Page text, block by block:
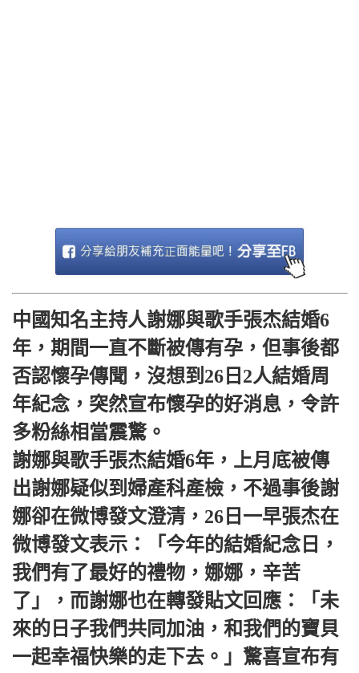
中國知名主持人謝娜與歌手張杰結婚6
年，期間一直不斷被傳有孕，但事後都
否認懷孕傳聞，沒想到26日2人結婚周
年紀念，突然宣布懷孕的好消息，令許
多粉絲相當震驚。
謝娜與歌手張杰結婚6年，上月底被傳
出謝娜疑似到婦產科產檢，不過事後謝
娜卻在微博發文澄清，26日一早張杰在
微博發文表示：「今年的結婚紀念日，
我們有了最好的禮物，娜娜，辛苦
了」，而謝娜也在轉發貼文回應：「未
來的日子我們共同加油，和我們的寶貝
一起幸福快樂的走下去。」驚喜宣布有